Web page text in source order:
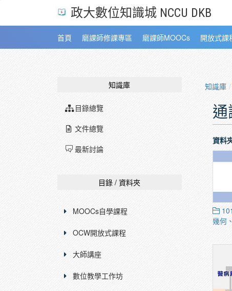
政大數位知識城 NCCU DKB
首頁 磨課師修課專區 磨課師MOOCs 開放式課
知識庫
目錄總覽
文件總覽
最新討論
目錄 / 資料夾
MOOCs自學課程
OCW開放式課程
大師講座
數位教學工作坊
知識庫
資料
幾何